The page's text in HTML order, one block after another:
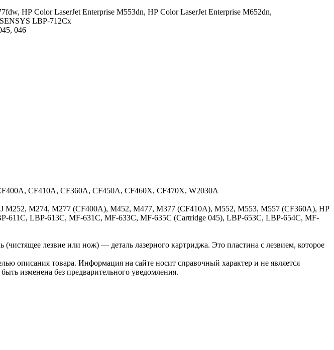
HP Color LaserJet Enterprise M553dn, HP Color LaserJet Enterprise M652dn,
LBP-712Cx
046
CF410A, CF360A, CF450A, CF460X, CF470X, W2030A
M252, M274, M277 (CF400A), M452, M477, M377 (CF410A), M552, M553, M557 (CF360A), HP
LBP-613C, MF-631C, MF-633C, MF-635C (Cartridge 045), LBP-653C, LBP-654C, MF-
лезвие или нож) — деталь лазерного картриджа. Это пластина с лезвием, которое
описания товара. Информация на сайте носит справочный характер и не является
изменена без предварительного уведомления.